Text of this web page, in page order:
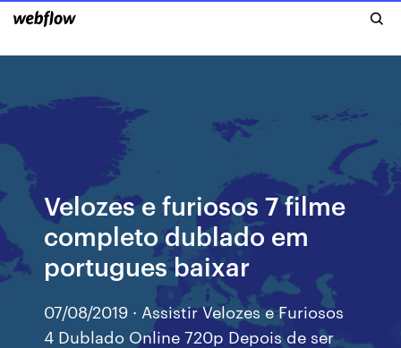
Velozes e furiosos 7 filme
completo dublado em
portugues baixar
07/08/2019 · Assistir Velozes e Furiosos
4 Dublado Online 720p Depois de ser